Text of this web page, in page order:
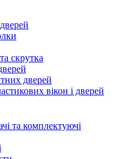
скрутка
дверей
вікон і дверей
та комплектуючі